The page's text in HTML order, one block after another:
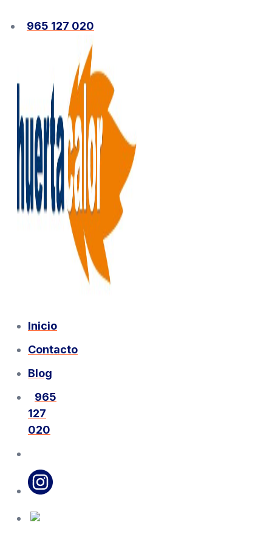
al
965 127 020
Inicio
Contacto
Blog
965
127
020